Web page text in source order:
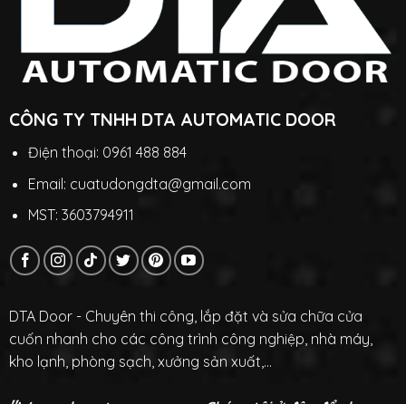
CÔNG TY TNHH DTA AUTOMATIC DOOR
Điện thoại: 0961 488 884
Email: cuatudongdta@gmail.com
MST: 3603794911
DTA Door - Chuyên thi công, lắp đặt và sửa chữa cửa
cuốn nhanh cho các công trình công nghiệp, nhà máy,
kho lạnh, phòng sạch, xưởng sản xuất,...